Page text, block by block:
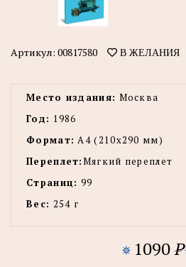
Артикул: 00817580 В ЖЕЛАНИЯ
Место издания: Москва
Год: 1986
Формат: А4 (210x290 мм)
Переплет:Мягкий переплет
Страниц: 99
Вес: 254 г
1090P